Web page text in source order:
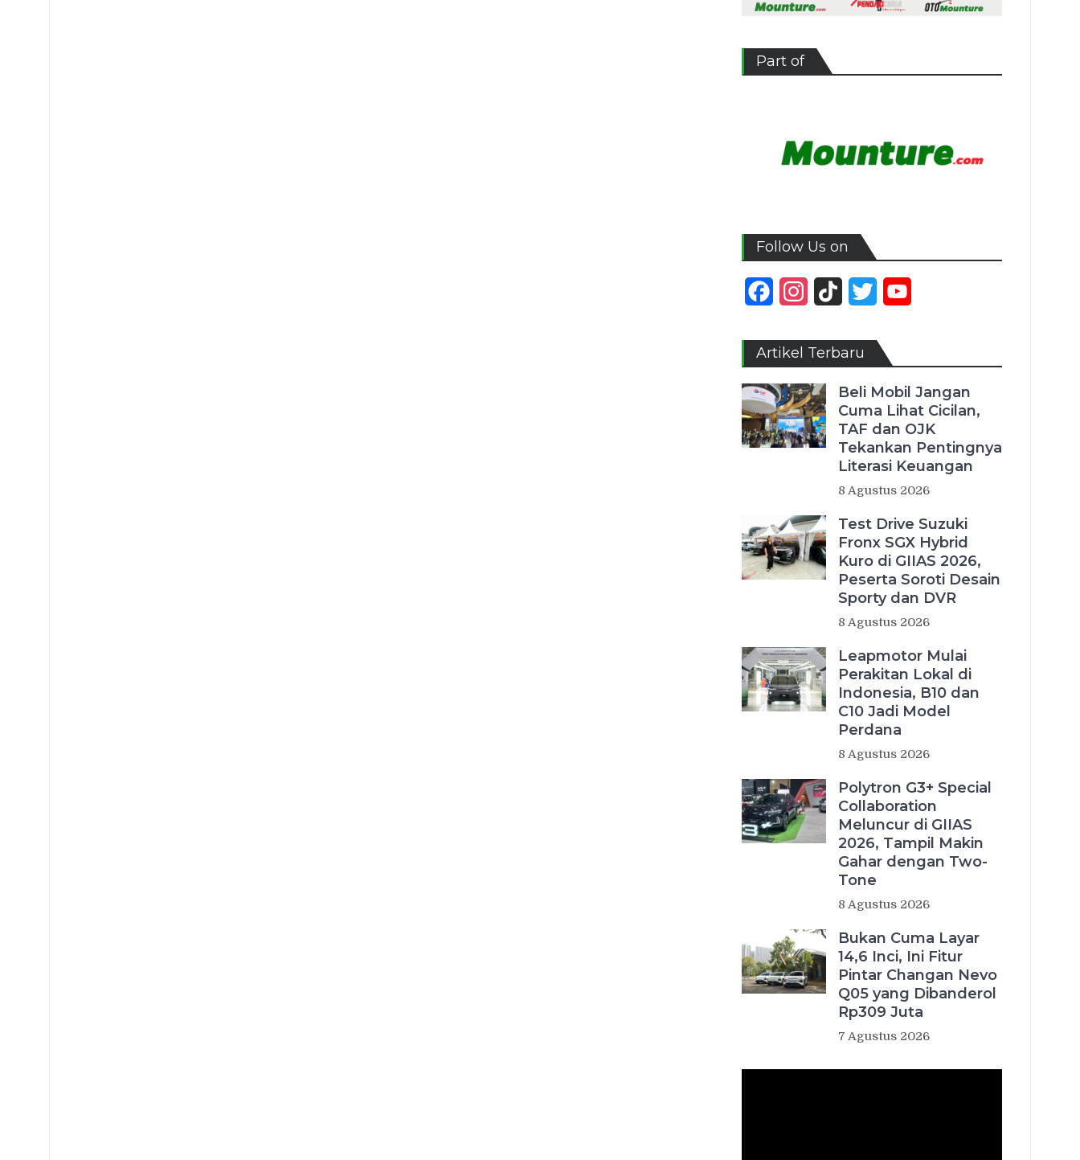
Part of
Follow Us on
FacebookInstagram
TikTok Twitter
Artikel Terbaru
Beli Mobil Jangan
Cuma Lihat Cicilan,
TAF dan OJK
Tekankan Pentingnya
Literasi Keuangan
8 Agustus 2026
Test Drive Suzuki
Fronx SGX Hybrid
Kuro di GIIAS 2026,
Peserta Soroti Desain
Sporty dan DVR
8 Agustus 2026
Leapmotor Mulai
Perakitan Lokal di
Indonesia, B10 dan
C10 Jadi Model
Perdana
8 Agustus 2026
Polytron G3+ Special
Collaboration
Meluncur di GIIAS
2026, Tampil Makin
Gahar dengan Two-
Tone
8 Agustus 2026
Bukan Cuma Layar
14,6 Inci, Ini Fitur
Pintar Changan Nevo
Q05 yang Dibanderol
Rp309 Juta
7 Agustus 2026